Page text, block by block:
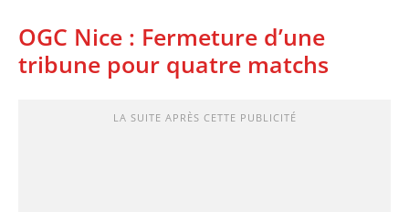
OGC Nice : Fermeture d’une
tribune pour quatre matchs
LA SUITE APRÈS CETTE PUBLICITÉ